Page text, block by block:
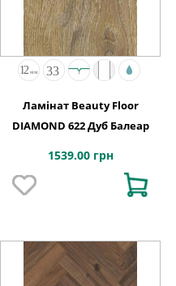
Ламінат Beauty Floor
DIAMOND 622 Дуб Балеар
1539.00 грн